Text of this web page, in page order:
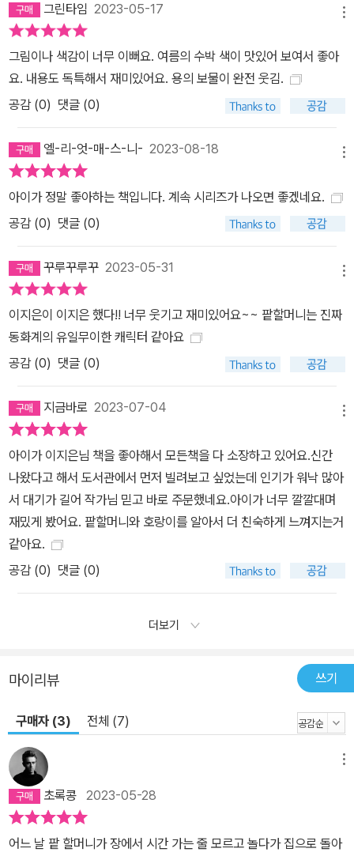
그린타임 2023-05-17
그림이나 색감이 너무 이뻐요. 여름의 수박 색이 맛있어 보여서 좋아
요. 내용도 독특해서 재미있어요. 용의 보물이 완전 웃김.
공감 (0) 댓글 (0)
엘-리-엇-매-스-니- 2023-08-18
아이가 정말 좋아하는 책입니다. 계속 시리즈가 나오면 좋겠네요.
공감 (0) 댓글 (0)
꾸루꾸루꾸 2023-05-31
이지은이 이지은 했다!! 너무 웃기고 재미있어요~~ 팥할머니는 진짜
동화계의 유일무이한 캐릭터 같아요
공감 (0) 댓글 (0)
지금바로 2023-07-04
아이가 이지은님 책을 좋아해서 모든책을 다 소장하고 있어요.신간
나왔다고 해서 도서관에서 먼저 빌려보고 싶었는데 인기가 워낙 많아
서 대기가 길어 작가님 믿고 바로 주문했네요.아이가 너무 깔깔대며
재밌게 봤어요. 팥할머니와 호랑이를 알아서 더 친숙하게 느껴지는거
같아요.
공감 (0) 댓글 (0)
더보기
마이리뷰 쓰기
구매자 (3) 전체 (7)
초록콩 2023-05-28
어느 날 팥 할머니가 장에서 시간 가는 줄 모르고 놀다가 집으로 돌아